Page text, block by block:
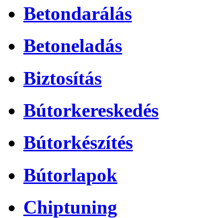
Betondarálás
Betoneladás
Biztosítás
Bútorkereskedés
Bútorkészítés
Bútorlapok
Chiptuning